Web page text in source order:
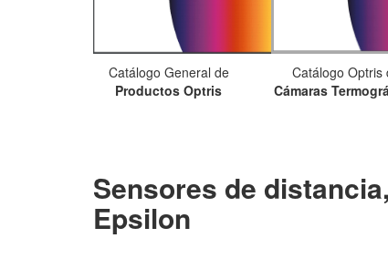
Catálogo General de
Productos Optris
Catálogo Optris
Cámaras
Sensores de
Epsilon